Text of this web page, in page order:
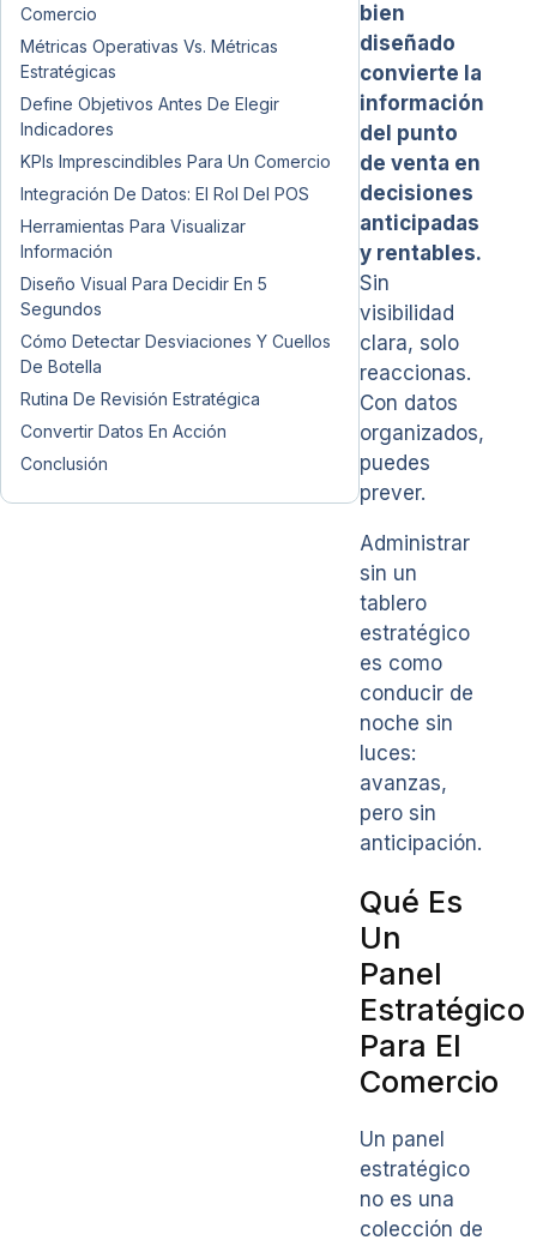
Comercio
Métricas Operativas Vs. Métricas
Estratégicas
Define Objetivos Antes De Elegir
Indicadores
KPIs Imprescindibles Para Un Comercio
Integración De Datos: El Rol Del POS
Herramientas Para Visualizar
Información
Diseño Visual Para Decidir En 5
Segundos
Cómo Detectar Desviaciones Y Cuellos
De Botella
Rutina De Revisión Estratégica
Convertir Datos En Acción
Conclusión
bien
diseñado
convierte la
información
del punto
de venta en
decisiones
anticipadas
y rentables.
Sin
visibilidad
clara, solo
reaccionas.
Con datos
organizados,
puedes
prever.
Administrar
sin un
tablero
estratégico
es como
conducir de
noche sin
luces:
avanzas,
pero sin
anticipación.
Qué Es
Un
Panel
Estratégico
Para El
Comercio
Un panel
estratégico
no es una
colección de